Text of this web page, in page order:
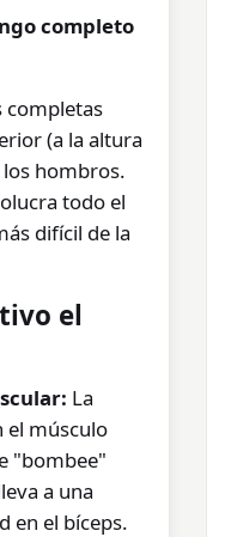
completo
completas
(a la altura
hombros.
todo el
difícil de la
el
La
el músculo
"bombee"
a una
en el bíceps.